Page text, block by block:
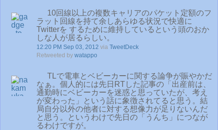
10回線以上の複数キャリアのパケット定額のフ
ラット回線を持て余しあらゆる状況で快適に
Twitterを するために維持しているという頭のおか
しな人が居るらしい。
12:20 PM Sep 03, 2012 via TweetDeck
Retweeted by watappo
TLで電車とベビーカーに関する論争が賑やかだ
なぁ。個人的には先日RTした記事の「出産前は、
通勤時にベビーカーを迷惑と思っていたが、考え
が変わった」という話に象徴されてると思う。結
局自分以外の他者に対する想像力が足りないんだ
と思う。というわけで先日の「うんち」につなが
るわけですが。